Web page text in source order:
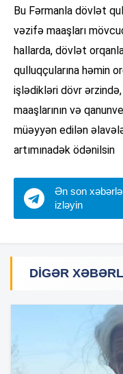
Bu Fərmanla dövlət
vəzifə maaşları
hallarda, dövlət
qulluqçularına həmin
işlədikləri dövr
maaşlarının və
müəyyən edilən
artımınadək ödənilsin
Ən son
izləyin
DIGƏR